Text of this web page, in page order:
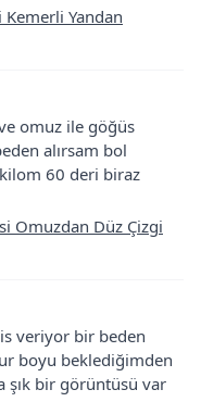
Yandan
omuz ile göğüs
alırsam bol
60 deri biraz
Omuzdan Düz Çizgi
veriyor bir beden
boyu beklediğimden
şık bir görüntüsü var